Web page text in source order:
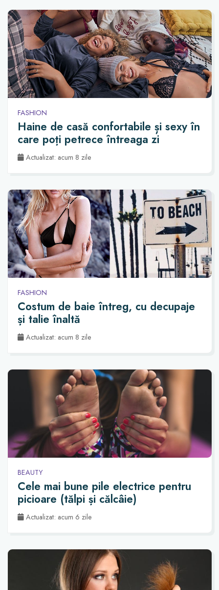
FASHION
Haine de casă confortabile și sexy în
care poți petrece întreaga zi
Actualizat: acum 8 zile
FASHION
Costum de baie întreg, cu decupaje
și talie înaltă
Actualizat: acum 8 zile
BEAUTY
Cele mai bune pile electrice pentru
picioare (tălpi și călcâie)
Actualizat: acum 6 zile